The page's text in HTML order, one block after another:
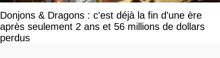
Donjons & Dragons : c'est déjà la fin d'une ère
après seulement 2 ans et 56 millions de dollars
perdus